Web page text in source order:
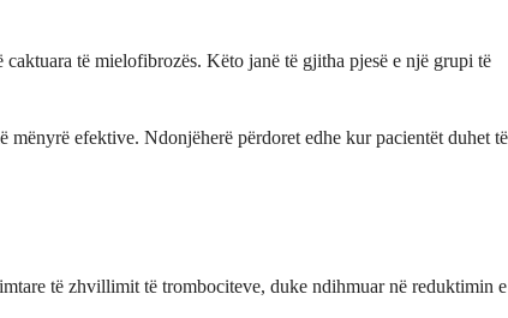
të mielofibrozës. Këto janë të gjitha pjesë e një grupi të
efektive. Ndonjëherë përdoret edhe kur pacientët duhet të
të zhvillimit të trombociteve, duke ndihmuar në reduktimin e